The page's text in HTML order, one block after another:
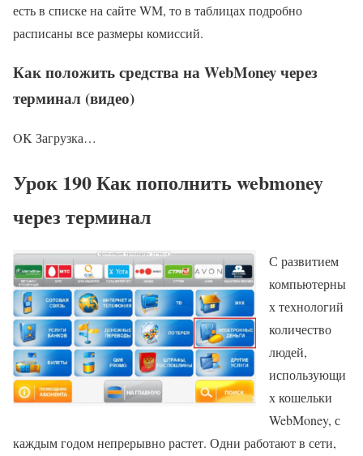
есть в списке на сайте WM, то в таблицах подробно
расписаны все размеры комиссий.
Как положить средства на WebMoney через
терминал (видео)
OK Загрузка…
Урок 190 Как пополнить webmoney
через терминал
С развитием
компьютерны
х технологий
количество
людей,
использующи
х кошельки
WebMoney, с
каждым годом непрерывно растет. Одни работают в сети,